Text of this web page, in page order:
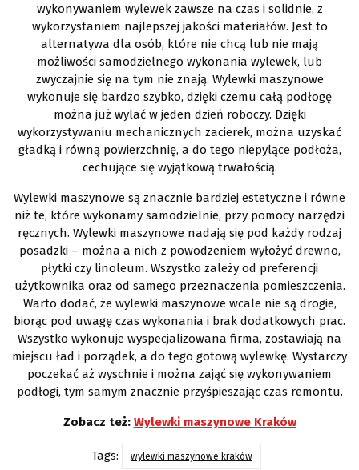
wykonywaniem wylewek zawsze na czas i solidnie, z
wykorzystaniem najlepszej jakości materiałów. Jest to
alternatywa dla osób, które nie chcą lub nie mają
możliwości samodzielnego wykonania wylewek, lub
zwyczajnie się na tym nie znają. Wylewki maszynowe
wykonuje się bardzo szybko, dzięki czemu całą podłogę
można już wylać w jeden dzień roboczy. Dzięki
wykorzystywaniu mechanicznych zacierek, można uzyskać
gładką i równą powierzchnię, a do tego niepylące podłoża,
cechujące się wyjątkową trwałością.
Wylewki maszynowe są znacznie bardziej estetyczne i równe
niż te, które wykonamy samodzielnie, przy pomocy narzędzi
ręcznych. Wylewki maszynowe nadają się pod każdy rodzaj
posadzki – można a nich z powodzeniem wyłożyć drewno,
płytki czy linoleum. Wszystko zależy od preferencji
użytkownika oraz od samego przeznaczenia pomieszczenia.
Warto dodać, że wylewki maszynowe wcale nie są drogie,
biorąc pod uwagę czas wykonania i brak dodatkowych prac.
Wszystko wykonuje wyspecjalizowana firma, zostawiają na
miejscu ład i porządek, a do tego gotową wylewkę. Wystarczy
poczekać aż wyschnie i można zająć się wykonywaniem
podłogi, tym samym znacznie przyśpieszając czas remontu.
Zobacz też: Wylewki maszynowe Kraków
Tags: wylewki maszynowe kraków